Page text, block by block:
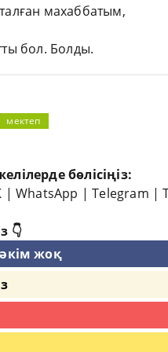
махаббатым,
бол. Болды.
мектеп
бөлісіңіз:
|WhatsApp |Telegram |
👇
жоқ